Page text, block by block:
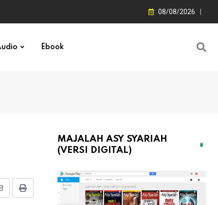
08/08/2026
Ebook
Print
MAJALAH ASY SYARIAH
(VERSI DIGITAL)